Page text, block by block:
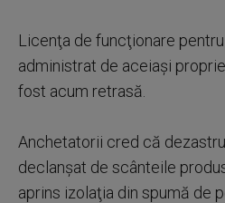
Licenţa de funcţionare
administrat de aceiaşi
fost acum retrasă.
Anchetatorii cred că
declanşat de scânteile
aprins izolaţia din spumă de